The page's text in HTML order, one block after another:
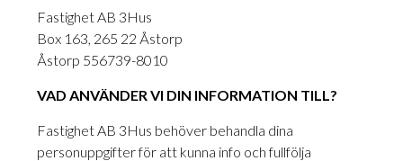
Fastighet AB 3Hus
Box 163, 265 22 Åstorp
Åstorp 556739-8010
VAD ANVÄNDER VI DIN INFORMATION TILL?
Fastighet AB 3Hus behöver behandla dina
personuppgifter för att kunna info och fullfölja